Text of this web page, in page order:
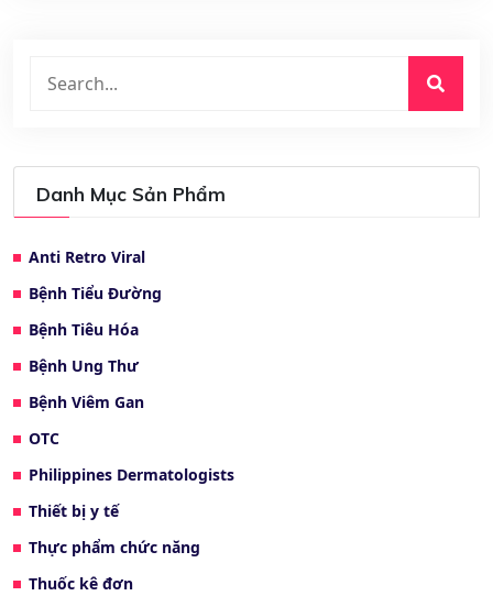
Danh Mục Sản Phẩm
Anti Retro Viral
Bệnh Tiểu Đường
Bệnh Tiêu Hóa
Bệnh Ung Thư
Bệnh Viêm Gan
OTC
Philippines Dermatologists
Thiết bị y tế
Thực phẩm chức năng
Thuốc kê đơn